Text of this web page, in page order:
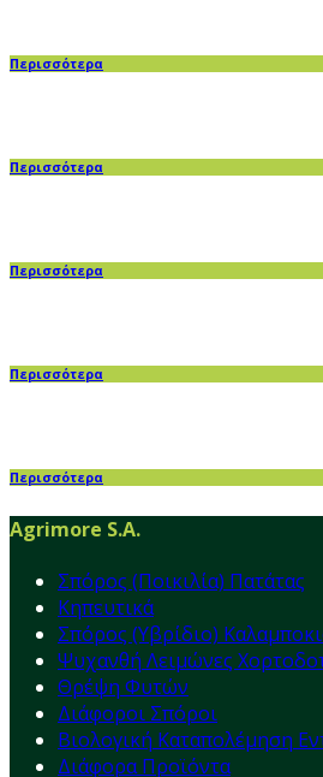
Περισσότερα
Περισσότερα
Περισσότερα
Περισσότερα
Περισσότερα
Agrimore S.A.
Σπόρος (Ποικιλία) Πατάτας
Κηπευτικά
Σπόρος (Υβρίδιο)
Ψυχανθή Λειμώνες
Θρέψη Φυτών
Διάφοροι Σπόροι
Βιολογική Καταπολέμηση
Διάφορα Προϊόντα